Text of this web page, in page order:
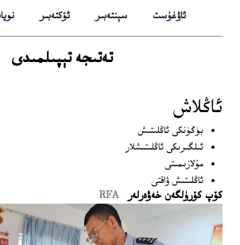
ئاۋغۇست سېنتەبىر ئۆكتەبىر
تەتىجە تېپىلمىدى
ئاڭلاش
بۈگۈنكى ئاڭلىتىش
ئىلگىرىكى ئاڭلىتىشلار
مۇلازىمىتى
ئاڭلىتىش ۋاقتى
كۆپ كۆرۈلگەن خەۋەرلەر RFA